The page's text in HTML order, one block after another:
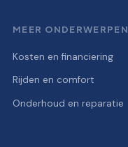
MEER ONDERWERPEN
Kosten en financiering
Rijden en comfort
Onderhoud en reparatie